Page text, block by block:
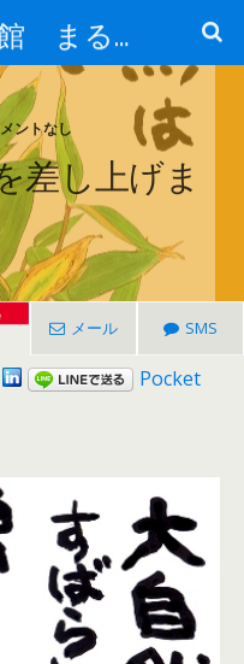
美と健康の創造館 まるとみ薬品 ぐんまの薬屋 芳さんのブログ
ントなし
差し上げま
メール SMS
Pocket